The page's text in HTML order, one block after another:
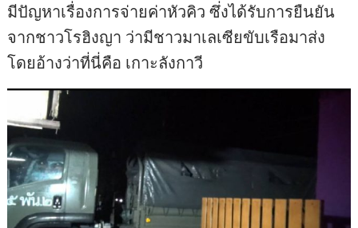
มีปัญหาเรื่องการจ่ายค่าหัวคิว ซึ่งได้รับการยืนยัน
จากชาวโรฮิงญา ว่ามีชาวมาเลเซียขับเรือมาส่ง
โดยอ้างว่าที่นี่คือ เกาะลังกาวี